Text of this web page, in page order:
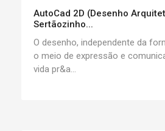
AutoCad 2D (Desenho
Sertãozinho...
O desenho, independente da
o meio de expressão e
vida pr&a...